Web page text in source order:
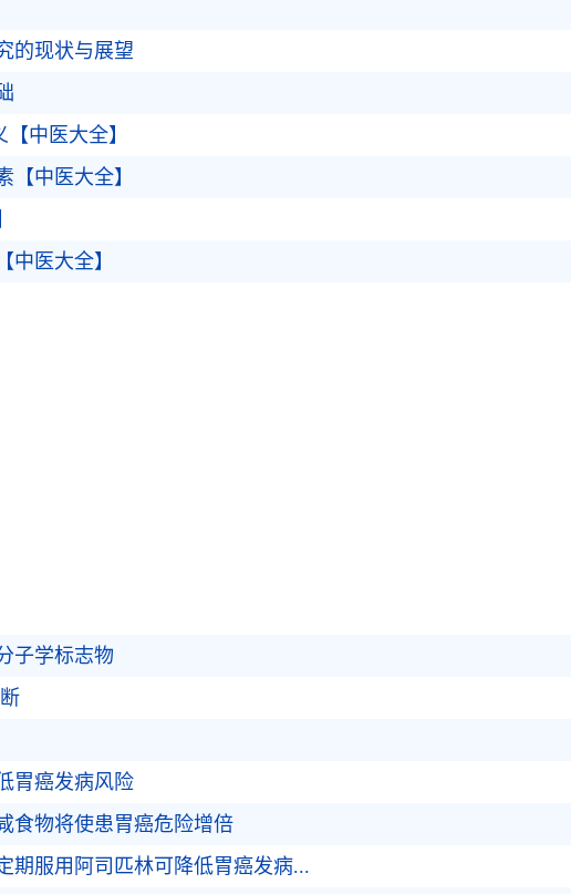
的现状与展望
中医大全】
【中医大全】
中医大全】
子学标志物
胃癌发病风险
食物将使患胃癌危险增倍
期服用阿司匹林可降低胃癌发病...